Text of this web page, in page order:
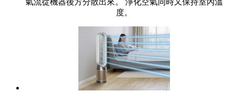
氣流從機器後方分散出來。 淨化空氣同時又保持室內溫
度。